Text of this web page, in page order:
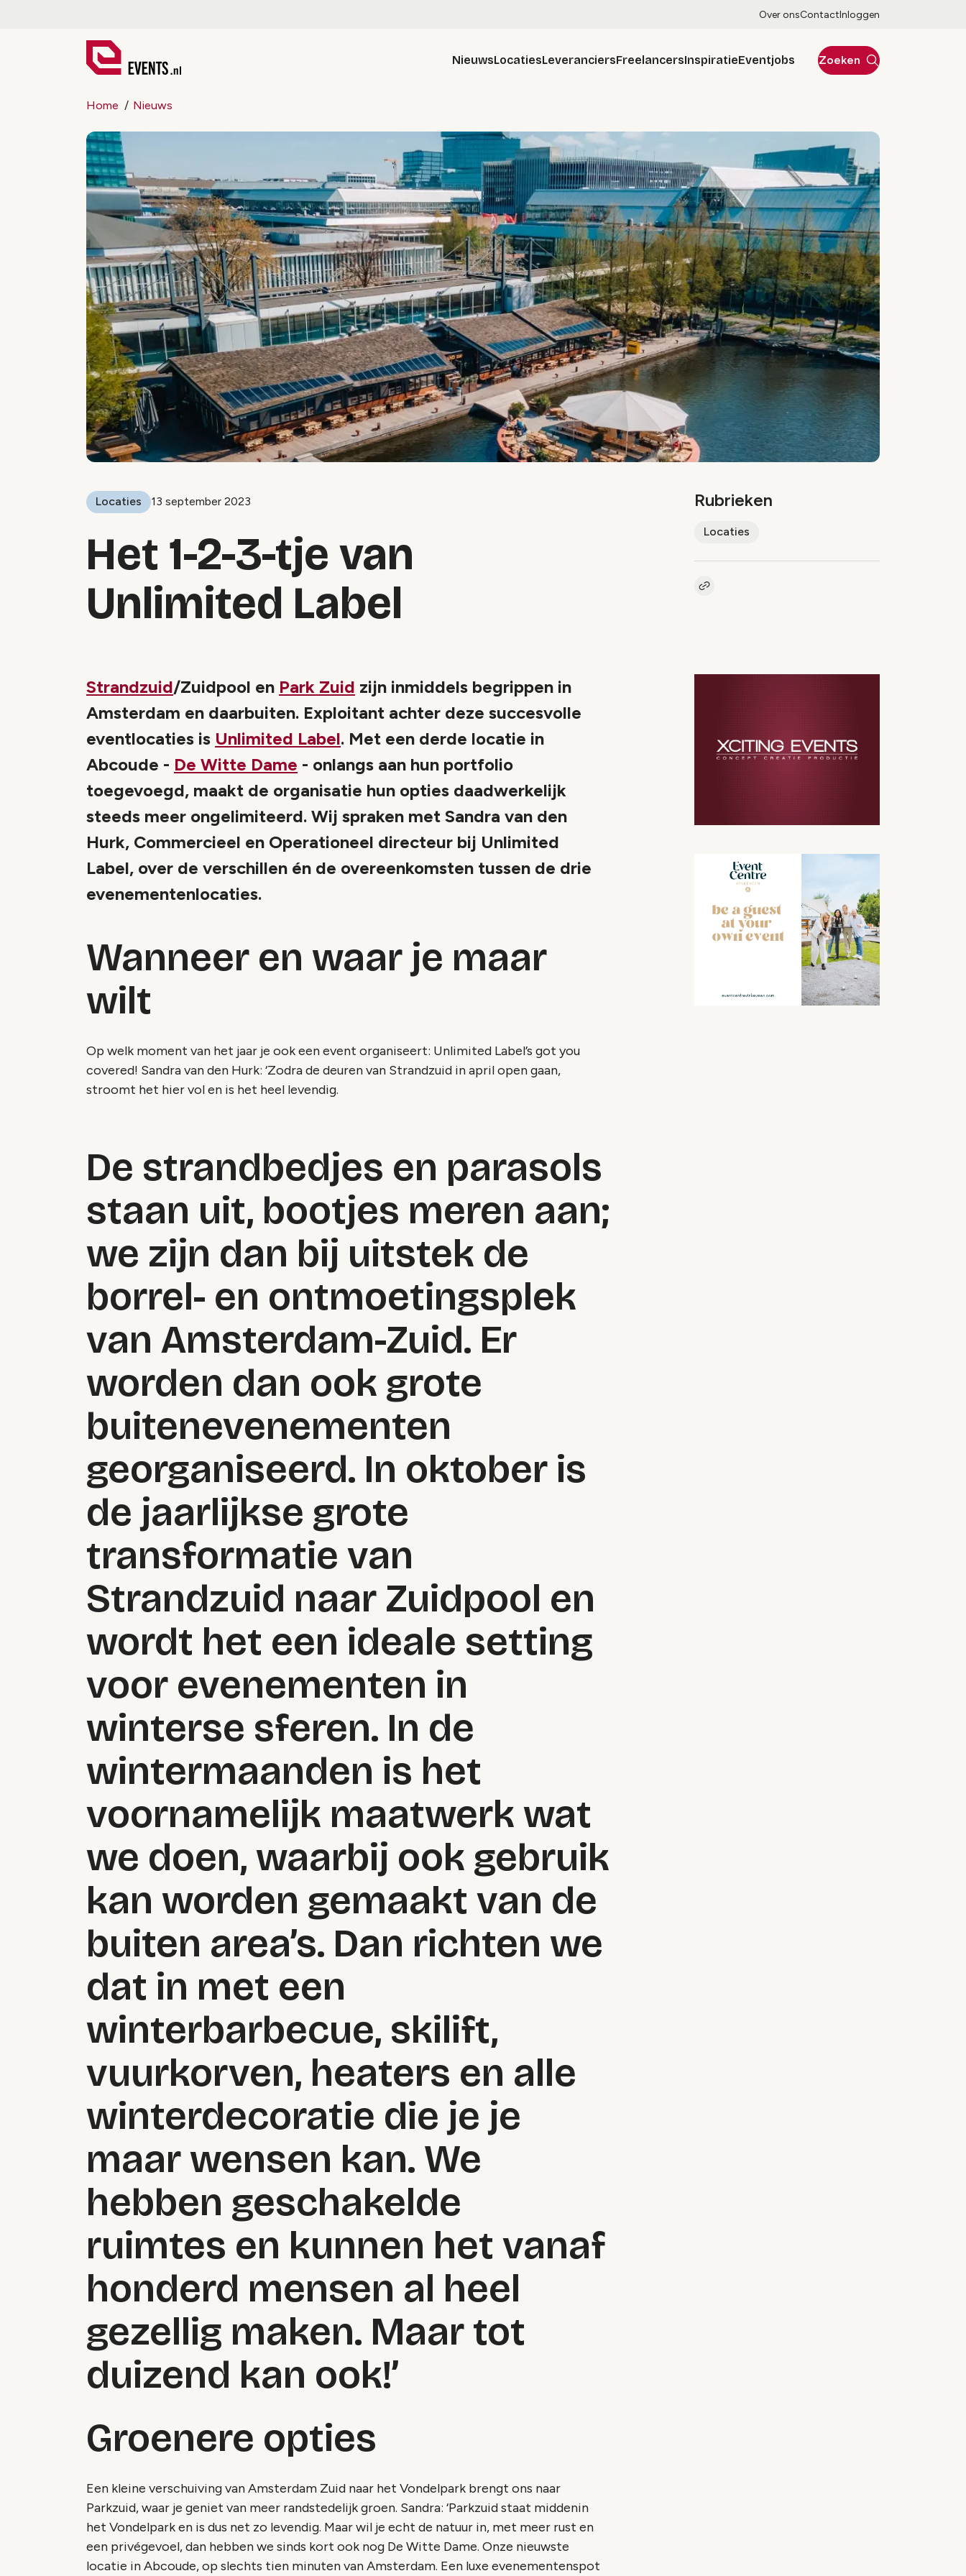
Over onsContactInloggen
NieuwsLocatiesLeveranciersFreelancersInspiratieEventjobs Zoeken
Home Nieuws
Locaties 13 september 2023
Het 1-2-3-tje van
Unlimited Label
Rubrieken
Locaties
Kopieer link naar artikel
Strandzuid/Zuidpool en Park Zuid zijn inmiddels begrippen in
Amsterdam en daarbuiten. Exploitant achter deze succesvolle
eventlocaties is Unlimited Label. Met een derde locatie in
Abcoude - De Witte Dame - onlangs aan hun portfolio
toegevoegd, maakt de organisatie hun opties daadwerkelijk
steeds meer ongelimiteerd. Wij spraken met Sandra van den
Hurk, Commercieel en Operationeel directeur bij Unlimited
Label, over de verschillen én de overeenkomsten tussen de drie
evenementenlocaties.
Wanneer en waar je maar
wilt
Op welk moment van het jaar je ook een event organiseert: Unlimited Label’s got you
covered! Sandra van den Hurk: ‘Zodra de deuren van Strandzuid in april open gaan,
stroomt het hier vol en is het heel levendig.
De strandbedjes en parasols
staan uit, bootjes meren aan;
we zijn dan bij uitstek de
borrel- en ontmoetingsplek
van Amsterdam-Zuid. Er
worden dan ook grote
buitenevenementen
georganiseerd. In oktober is
de jaarlijkse grote
transformatie van
Strandzuid naar Zuidpool en
wordt het een ideale setting
voor evenementen in
winterse sferen. In de
wintermaanden is het
voornamelijk maatwerk wat
we doen, waarbij ook gebruik
kan worden gemaakt van de
buiten area’s. Dan richten we
dat in met een
winterbarbecue, skilift,
vuurkorven, heaters en alle
winterdecoratie die je je
maar wensen kan. We
hebben geschakelde
ruimtes en kunnen het vanaf
honderd mensen al heel
gezellig maken. Maar tot
duizend kan ook!’
Groenere opties
Een kleine verschuiving van Amsterdam Zuid naar het Vondelpark brengt ons naar
Parkzuid, waar je geniet van meer randstedelijk groen. Sandra: ‘Parkzuid staat middenin
het Vondelpark en is dus net zo levendig. Maar wil je echt de natuur in, met meer rust en
een privégevoel, dan hebben we sinds kort ook nog De Witte Dame. Onze nieuwste
locatie in Abcoude, op slechts tien minuten van Amsterdam. Een luxe evenementenspot